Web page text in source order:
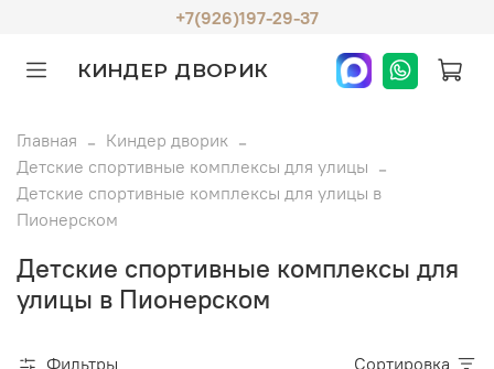
+7(926)197-29-37
КИНДЕР ДВОРИК
Главная
Киндер дворик
Детские спортивные комплексы для улицы
Детские спортивные комплексы для улицы в
Пионерском
Детские спортивные комплексы для
улицы в Пионерском
Фильтры Сортировка